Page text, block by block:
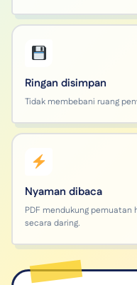
Ringan disimpan
Tidak membebani ruang
Nyaman dibaca
PDF mendukung
secara daring.